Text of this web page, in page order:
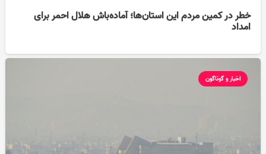
خطر در کمین مردم این استان‌ها؛ آماده‌باش هلال احمر برای
امداد
اخبار و گوناگون